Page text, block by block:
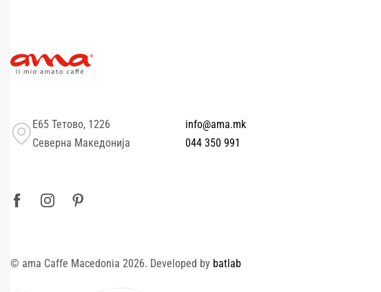
Е65 Тетово, 1226
Северна Македонија
info@ama.mk
044 350 991
© ama Caffe Macedonia 2026. Developed by batlab